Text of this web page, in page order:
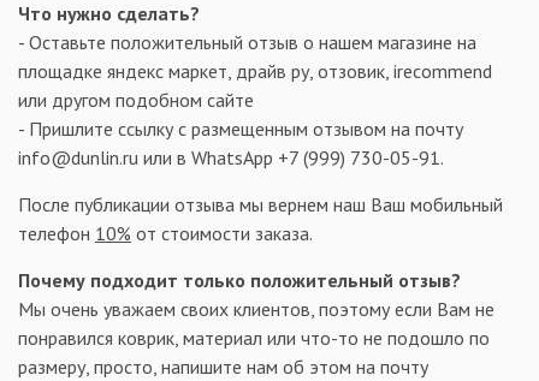
Что нужно сделать?
- Оставьте положительный отзыв о нашем магазине на
площадке яндекс маркет, драйв ру, отзовик, irecommend
или другом подобном сайте
- Пришлите ссылку с размещенным отзывом на почту
info@dunlin.ru или в WhatsApp +7 (999) 730-05-91.
После публикации отзыва мы вернем наш Ваш мобильный
телефон 10% от стоимости заказа.
Почему подходит только положительный отзыв?
Мы очень уважаем своих клиентов, поэтому если Вам не
понравился коврик, материал или что-то не подошло по
размеру, просто, напишите нам об этом на почту